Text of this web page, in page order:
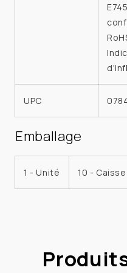
UPC
Emballage
1 - Unité 10 - Caisse